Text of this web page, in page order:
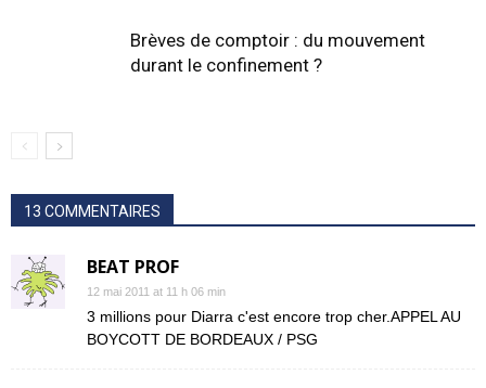
Brèves de comptoir : du mouvement
durant le confinement ?
13 COMMENTAIRES
BEAT PROF
12 mai 2011 at 11 h 06 min
3 millions pour Diarra c'est encore trop cher.APPEL AU
BOYCOTT DE BORDEAUX / PSG